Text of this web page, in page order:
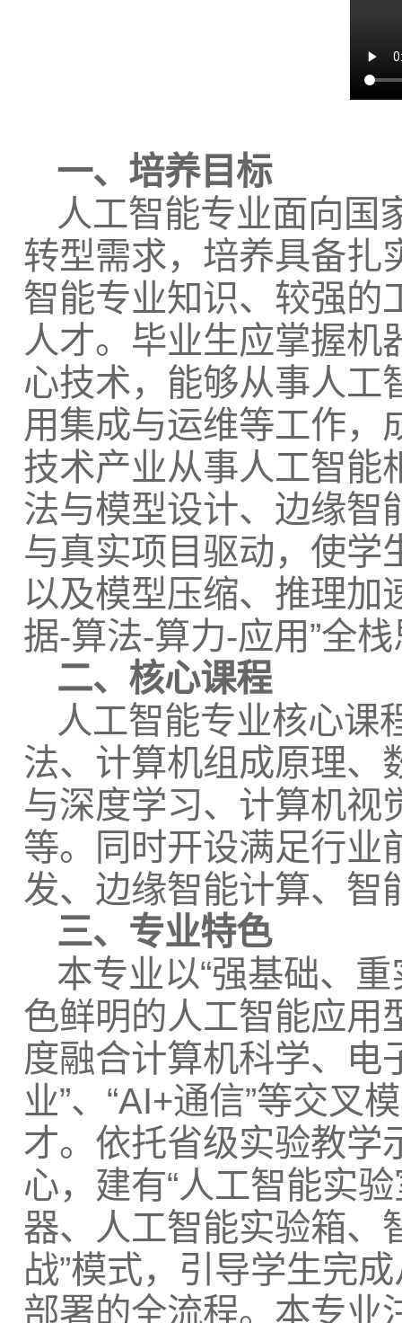
一、培养目标
人工智能专业面向国
转型需求，培养具备扎
智能专业知识、较强的
人才。毕业生应掌握机
心技术，能够从事人工
用集成与运维等工作，
技术产业从事人工智能
法与模型设计、边缘智
与真实项目驱动，使学
以及模型压缩、推理加
据-算法-算力-应用”全
二、核心课程
人工智能专业核心课
法、计算机组成原理、
与深度学习、计算机视
等。同时开设满足行业
发、边缘智能计算、智
三、专业特色
本专业以“强基础、
色鲜明的人工智能应用
度融合计算机科学、电
业”、“AI+通信”等交叉
才。依托省级实验教
心，建有“人工智能实
器、人工智能实验箱、
战”模式，引导学生完
部署的全流程。本专业